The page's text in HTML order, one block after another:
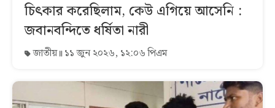
চিৎকার করেছিলাম, কেউ এগিয়ে আসেনি :
জবানবন্দিতে ধর্ষিতা নারী
জাতীয় ১১ জুন ২০২৬, ১২:০৬ পিএম